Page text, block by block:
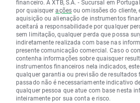
financeiro. A XTB, S.A. - Sucursal em
por quaisqueraçõesou omissões do cliente,
aquisição ou alienação de instrumentos
aceitará a responsabilidade por qualquer
sem limitação, qualquer perda que possa
indiretamente realizada com base nas
presente comunicação comercial. Caso o
contenha informações sobre quaisquer
instrumentos financeiros nela indicados,
qualquer garantia ou previsão de resultados
passado não é necessariamente indicativo
qualquer pessoa que atue com base nesta
inteiramente por sua conta e risco.